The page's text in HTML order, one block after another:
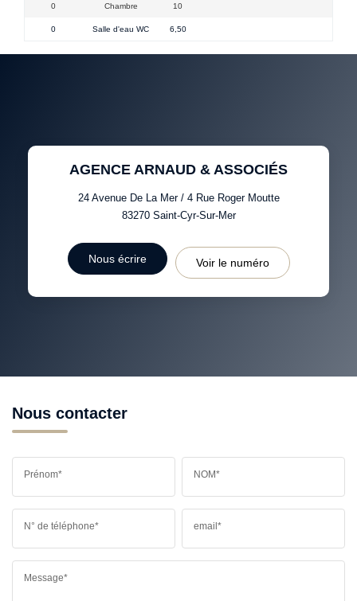
0 Chambre 10
0 Salle d'eau WC 6,50
AGENCE ARNAUD & ASSOCIÉS
24 Avenue De La Mer / 4 Rue Roger Moutte
83270 Saint-Cyr-Sur-Mer
Nous écrire Voir le numéro
Nous contacter
Prénom* NOM*
N° de téléphone* email*
Message*